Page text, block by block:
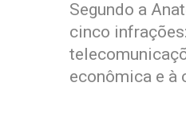
Segundo a
cinco
econômica e à